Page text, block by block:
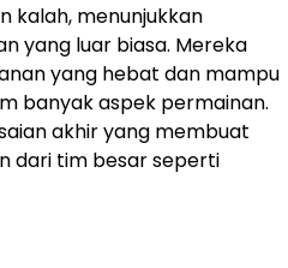
kalah, menunjukkan
yang luar biasa. Mereka
yang hebat dan mampu
banyak aspek permainan.
akhir yang membuat
dari tim besar seperti